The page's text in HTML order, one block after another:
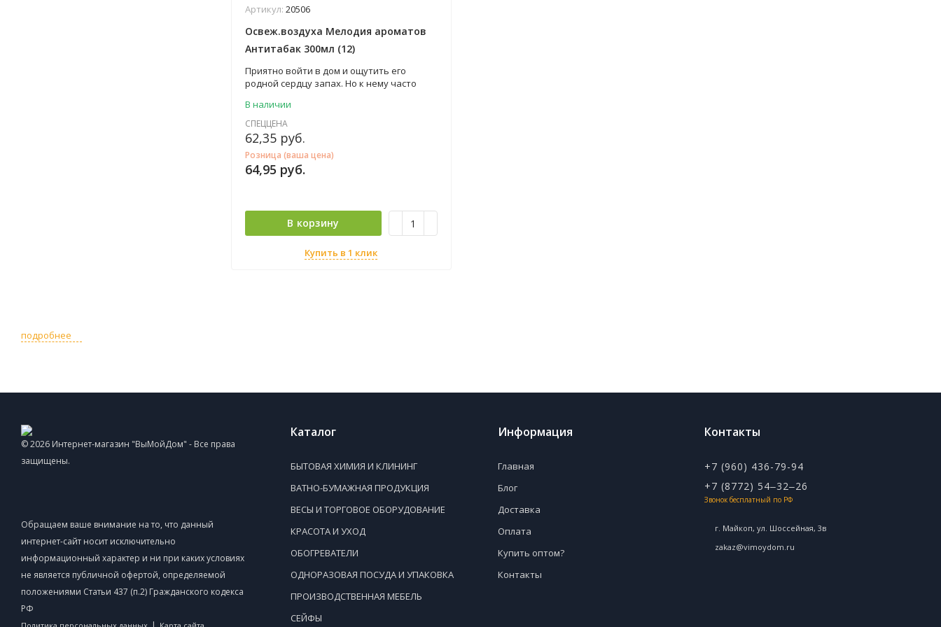
Артикул: 20506
Освеж.воздуха Мелодия ароматов
Антитабак 300мл (12)
Приятно войти в дом и ощутить его
родной сердцу запах. Но к нему часто
что сильно портит впечатление. Ведь
аромат, который царит в вашем жилище,
это залог комфорта и хорошего
настроения! Освежитель воздуха от
торговой марки «Мелодия ароматов»
наполнит ваш дом запахом уюта и
В наличии
СПЕЦЦЕНА
62,35 руб.
Розница (ваша цена)
64,95 руб.
В корзину
Купить в 1 клик
подробнее
© 2026 Интернет-магазин "ВыМойДом" - Все права
защищены.
Обращаем ваше внимание на то, что данный
интернет-сайт носит исключительно
информационный характер и ни при каких условиях
не является публичной офертой, определяемой
положениями Статьи 437 (п.2) Гражданского кодекса
РФ
Каталог
БЫТОВАЯ ХИМИЯ И КЛИНИНГ
ВАТНО-БУМАЖНАЯ ПРОДУКЦИЯ
ВЕСЫ И ТОРГОВОЕ ОБОРУДОВАНИЕ
КРАСОТА И УХОД
ОБОГРЕВАТЕЛИ
ОДНОРАЗОВАЯ ПОСУДА И УПАКОВКА
ПРОИЗВОДСТВЕННАЯ МЕБЕЛЬ
СЕЙФЫ
Информация
Главная
Блог
Доставка
Оплата
Купить оптом?
Контакты
Контакты
+7 (960) 436-79-94
+7 (8772) 54‒32‒26
Звонок бесплатный по РФ
г. Майкоп, ул. ​Шоссейная, 3в
zakaz@vimoydom.ru